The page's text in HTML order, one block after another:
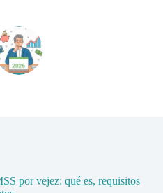
por vejez: qué es, requisitos